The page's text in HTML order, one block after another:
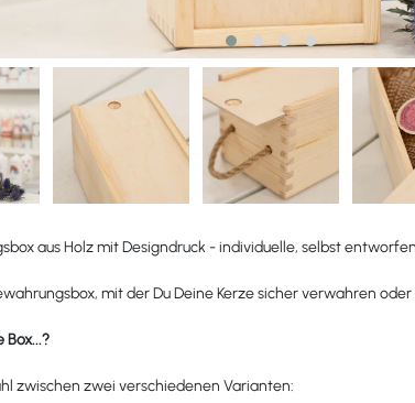
aus Holz mit Designdruck - individuelle, selbst
mit der Du Deine Kerze sicher verwahren
Box...?
zwischen zwei verschiedenen Varianten: